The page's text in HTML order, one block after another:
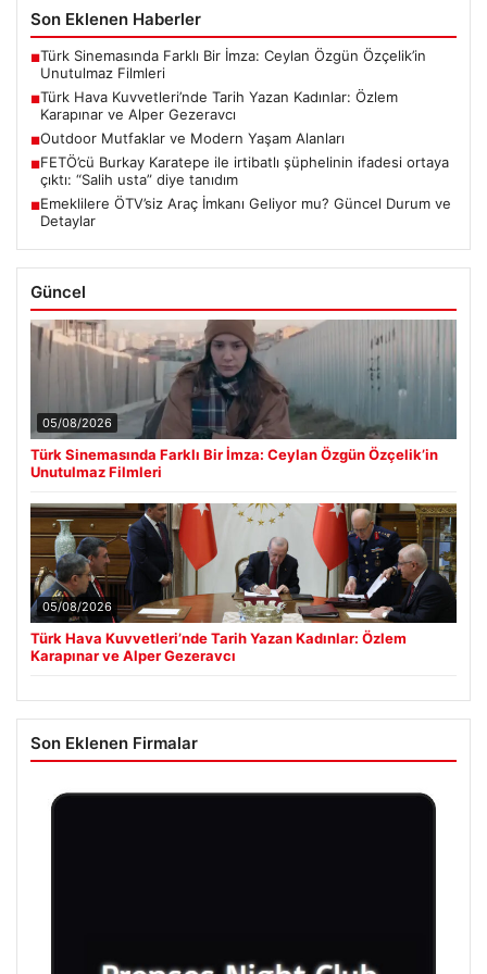
Son Eklenen Haberler
■Türk Sinemasında Farklı Bir İmza: Ceylan Özgün Özçelik’in
Unutulmaz Filmleri
■Türk Hava Kuvvetleri’nde Tarih Yazan Kadınlar: Özlem
Karapınar ve Alper Gezeravcı
■Outdoor Mutfaklar ve Modern Yaşam Alanları
■FETÖ’cü Burkay Karatepe ile irtibatlı şüphelinin ifadesi ortaya
çıktı: “Salih usta” diye tanıdım
■Emeklilere ÖTV’siz Araç İmkanı Geliyor mu? Güncel Durum ve
Detaylar
Güncel
05/08/2026
Türk Sinemasında Farklı Bir İmza: Ceylan Özgün Özçelik’in
Unutulmaz Filmleri
05/08/2026
Türk Hava Kuvvetleri’nde Tarih Yazan Kadınlar: Özlem
Karapınar ve Alper Gezeravcı
Son Eklenen Firmalar